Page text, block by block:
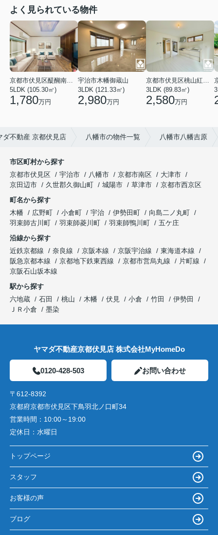
よく見られている物件
5LDK (105.30㎡)
1,780万円
宇治市木幡御蔵山
3LDK (121.33㎡)
2,980万円
3LDK (89.83㎡)
2,580万円
ダ不動産 京都伏見店 八幡市の物件一覧 八幡市八幡吉原
市区町村から探す
京都市伏見区
宇治市 八幡市 京都市南区
大津市
京田辺市
久世郡久御山町 城陽市 草津市
京都市西京区
町名から探す
木幡
広野町 小倉町 宇治 伊勢田町
向島二ノ丸町
羽束師古川町
羽束師菱川町 羽束師鴨川町
五ケ庄
沿線から探す
近鉄京都線
奈良線 京阪本線 京阪宇治線
東海道本線
阪急京都本線
京都地下鉄東西線 京都市営烏丸線
片町線
京阪石山坂本線
駅から探す
六地蔵
石田 桃山 木幡 伏見 小倉 竹田
伊勢田
ＪＲ小倉
墨染
ヤマダ不動産京都伏見店 株式会社MyHomeDo
0120-428-503 お問い合わせ
〒612-8392
京都府京都市伏見区下鳥羽北ノ口町34
営業時間： 10:00～19:00
定休日： 水曜日
トップページ
スタッフ
お客様の声
ブログ